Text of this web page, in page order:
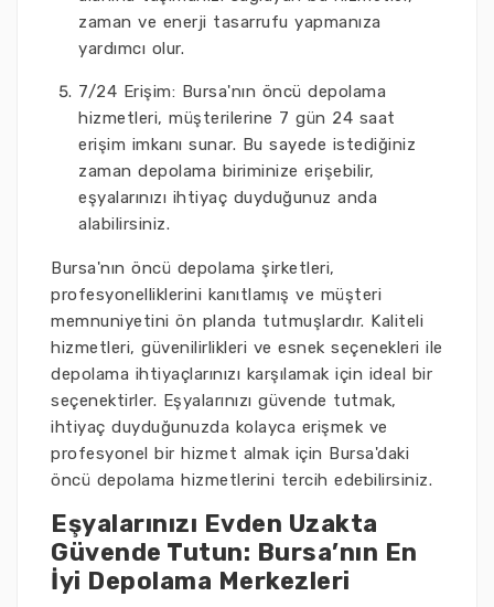
zaman ve enerji tasarrufu yapmanıza
yardımcı olur.
7/24 Erişim: Bursa'nın öncü depolama
hizmetleri, müşterilerine 7 gün 24 saat
erişim imkanı sunar. Bu sayede istediğiniz
zaman depolama biriminize erişebilir,
eşyalarınızı ihtiyaç duyduğunuz anda
alabilirsiniz.
Bursa'nın öncü depolama şirketleri,
profesyonelliklerini kanıtlamış ve müşteri
memnuniyetini ön planda tutmuşlardır. Kaliteli
hizmetleri, güvenilirlikleri ve esnek seçenekleri ile
depolama ihtiyaçlarınızı karşılamak için ideal bir
seçenektirler. Eşyalarınızı güvende tutmak,
ihtiyaç duyduğunuzda kolayca erişmek ve
profesyonel bir hizmet almak için Bursa'daki
öncü depolama hizmetlerini tercih edebilirsiniz.
Eşyalarınızı Evden Uzakta
Güvende Tutun: Bursa’nın En
İyi Depolama Merkezleri